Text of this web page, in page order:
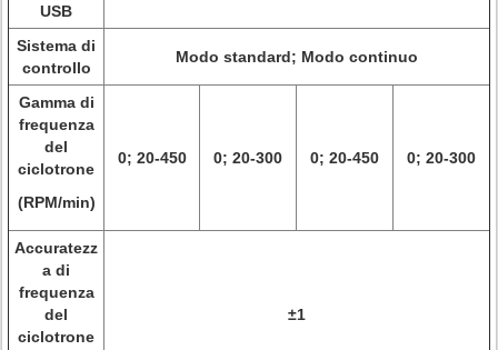
USB
Sistema di
controllo
Modo standard; Modo continuo
Gamma di
frequenza
del
ciclotrone
(RPM/min)
0; 20-450 0; 20-300 0; 20-450 0; 20-300
Accuratezz
a di
frequenza
del
ciclotrone
±1